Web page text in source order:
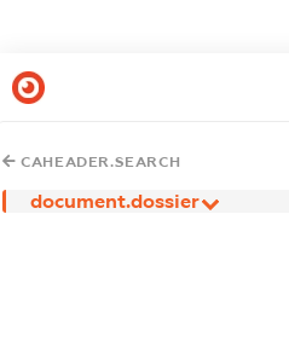
CAHEADER.SEARCH
document.dossier